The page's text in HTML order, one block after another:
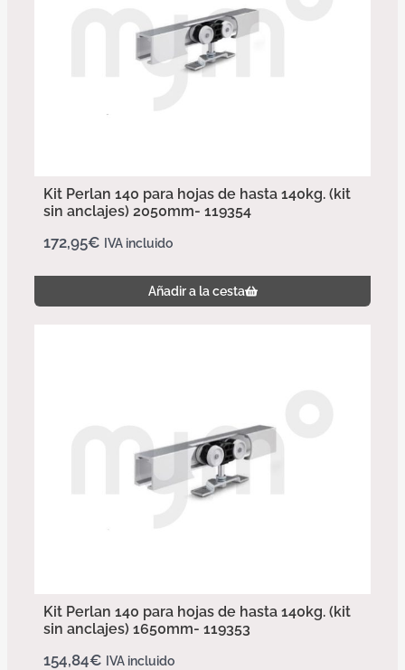
Kit Perlan 140 para hojas de hasta 140kg. (kit
sin anclajes) 2050mm- 119354
172,95€ IVA incluido
Añadir a la cesta
Kit Perlan 140 para hojas de hasta 140kg. (kit
sin anclajes) 1650mm- 119353
154,84€ IVA incluido